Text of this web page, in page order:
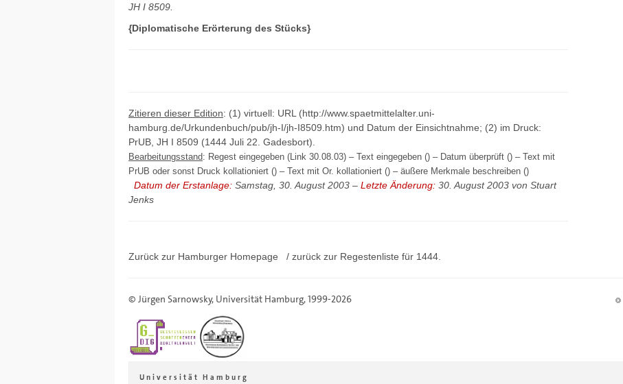
JH I 8509.
{Diplomatische Erörterung des Stücks}
Zitieren dieser Edition: (1) virtuell: URL (http://www.spaetmittelalter.uni-
hamburg.de/Urkundenbuch/pub/jh-I/jh-I8509.htm) und Datum der Einsichtnahme; (2) im Druck:
PrUB, JH I 8509 (1444 Juli 22. Gadesbort).
Bearbeitungsstand: Regest eingegeben (Link 30.08.03) – Text eingegeben () – Datum überprüft () – Text mit
PrUB oder sonst Druck kollationiert () – Text mit Or. kollationiert () – äußere Merkmale beschreiben ()
Datum der Erstanlage: Samstag, 30. August 2003 – Letzte Änderung: 30. August 2003 von Stuart
Jenks
Zurück zur Hamburger Homepage / zurück zur Regestenliste für 1444.
© Jürgen Sarnowsky, Universität Hamburg, 1999-2026